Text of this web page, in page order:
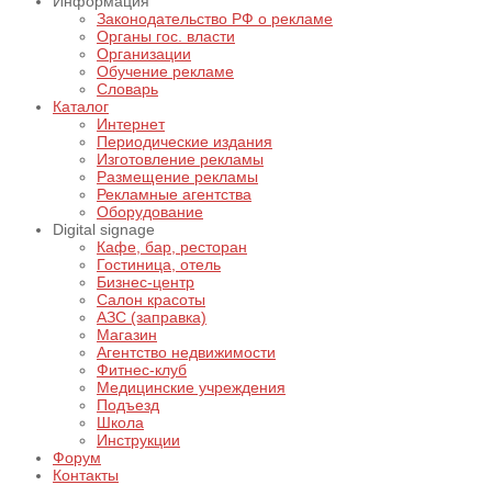
Законодательство РФ о рекламе
Органы гос. власти
Организации
Обучение рекламе
Словарь
Каталог
Интернет
Периодические издания
Изготовление рекламы
Размещение рекламы
Рекламные агентства
Оборудование
Digital signage
Кафе, бар, ресторан
Гостиница, отель
Бизнес-центр
Салон красоты
АЗС (заправка)
Магазин
Агентство недвижимости
Фитнес-клуб
Медицинские учреждения
Подъезд
Школа
Инструкции
Форум
Контакты